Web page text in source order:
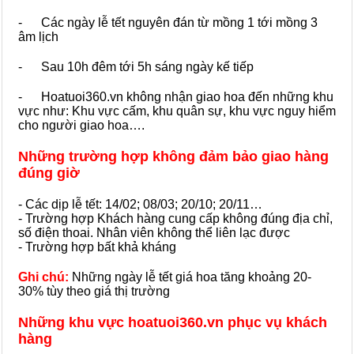
- Các ngày lễ tết nguyên đán từ mồng 1 tới mồng 3
âm lịch
- Sau 10h đêm tới 5h sáng ngày kế tiếp
- Hoatuoi360.vn không nhận giao hoa đến những khu
vực như: Khu vực cấm, khu quân sự, khu vực nguy hiểm
cho người giao hoa….
Những trường hợp không đảm bảo giao hàng
đúng giờ
- Các dịp lễ tết: 14/02; 08/03; 20/10; 20/11…
- Trường hợp Khách hàng cung cấp không đúng địa chỉ,
số điện thoai. Nhân viên không thể liên lạc được
- Trường hợp bất khả kháng
Ghi chú: Những ngày lễ tết giá hoa tăng khoảng 20-
30% tùy theo giá thị trường
Những khu vực hoatuoi360.vn phục vụ khách
hàng